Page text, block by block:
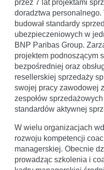
przez 7 lat projektami
doradztwa
budował standardy
ubezpieczeniowych w
BNP Paribas Group.
projektem podnoszącym
bezpośredniej oraz
resellerskiej sprzedaży
swojej pracy zawodowej
zespołów
standardów aktywnej
W wielu organizacjach
rozwoju kompetencji
managerskiej. Obecnie
prowadząc szkolenia i